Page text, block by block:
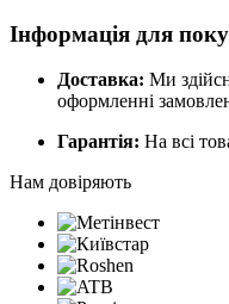
Інформація для
Доставка: Ми
оформленні
Гарантія: На всі
Нам довіряють